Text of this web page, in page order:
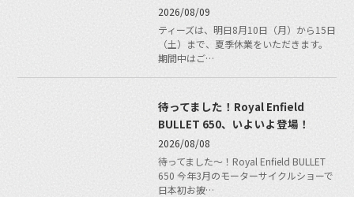
2026/08/09
ティーズは、明日8月10日（月）から15日
（土）まで、夏季休業をいただきます。
期間中はご…
待ってました！Royal Enfield
BULLET 650、いよいよ登場！
2026/08/08
待ってました〜！Royal Enfield BULLET
650 今年3月のモーターサイクルショーで
日本初お披…